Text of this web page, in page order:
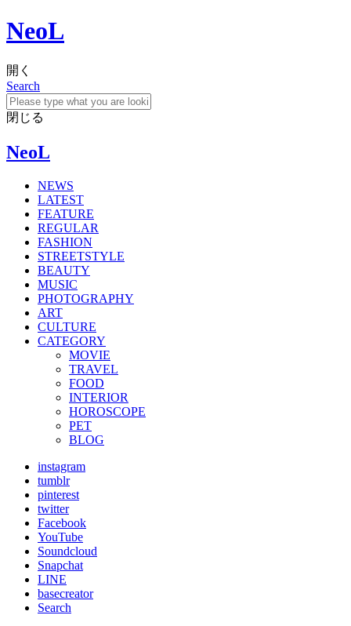
NeoL
開く
Search
閉じる
NeoL
NEWS
LATEST
FEATURE
REGULAR
FASHION
STREETSTYLE
BEAUTY
MUSIC
PHOTOGRAPHY
ART
CULTURE
CATEGORY
MOVIE
TRAVEL
FOOD
INTERIOR
HOROSCOPE
PET
BLOG
instagram
tumblr
pinterest
twitter
Facebook
YouTube
Soundcloud
Snapchat
LINE
basecreator
Search